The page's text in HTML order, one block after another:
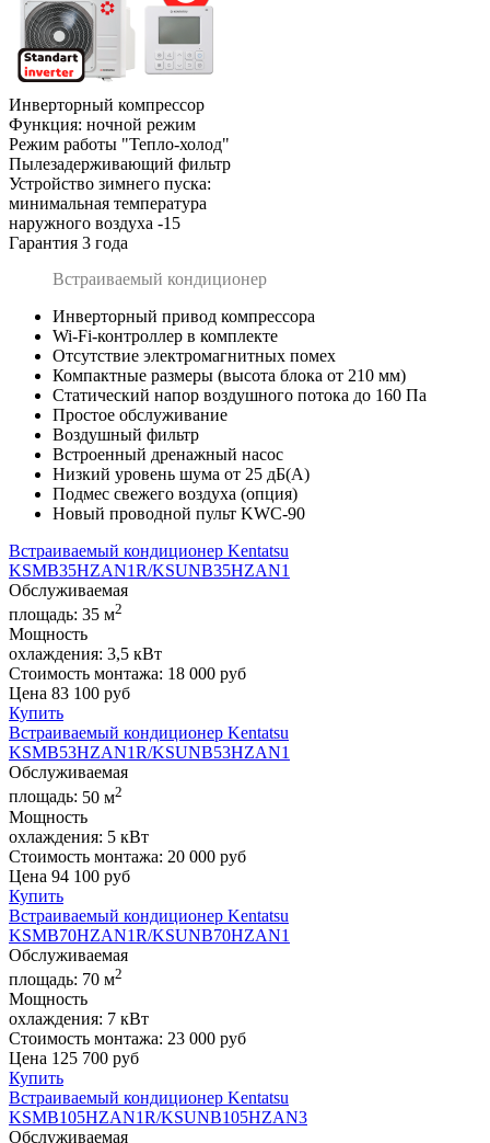
Инверторный компрессор
Функция: ночной режим
Режим работы "Тепло-холод"
Пылезадерживающий фильтр
Устройство зимнего пуска:
минимальная температура
наружного воздуха -15
Гарантия 3 года
Встраиваемый кондиционер
Инверторный привод компрессора
Wi-Fi-контроллер в комплекте
Отсутствие электромагнитных помех
Компактные размеры (высота блока от 210 мм)
Статический напор воздушного потока до 160 Па
Простое обслуживание
Воздушный фильтр
Встроенный дренажный насос
Низкий уровень шума от 25 дБ(А)
Подмес свежего воздуха (опция)
Новый проводной пульт KWC-90
Встраиваемый кондиционер Kentatsu
KSMB35HZAN1R/KSUNB35HZAN1
Обслуживаемая
площадь: 35 м2
Мощность
охлаждения: 3,5 кВт
Стоимость монтажа: 18 000 руб
Цена 83 100 руб
Купить
Встраиваемый кондиционер Kentatsu
KSMB53HZAN1R/KSUNB53HZAN1
Обслуживаемая
площадь: 50 м2
Мощность
охлаждения: 5 кВт
Стоимость монтажа: 20 000 руб
Цена 94 100 руб
Купить
Встраиваемый кондиционер Kentatsu
KSMB70HZAN1R/KSUNB70HZAN1
Обслуживаемая
площадь: 70 м2
Мощность
охлаждения: 7 кВт
Стоимость монтажа: 23 000 руб
Цена 125 700 руб
Купить
Встраиваемый кондиционер Kentatsu
KSMB105HZAN1R/KSUNB105HZAN3
Обслуживаемая